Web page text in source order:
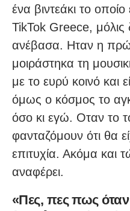
ένα βιντεάκι το
TikTok Greece,
ανέβασα. Ηταν η
μοιράστηκα τη
με το ευρύ κοινό και
όμως ο κόσμος το
όσο κι εγώ. Οταν το
φανταζόμουν ότι θα
επιτυχία. Ακόμα και
αναφέρει.
«Πες, πες πως